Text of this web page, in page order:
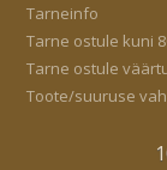
Tarneinfo
Tarne ostule kuni
Tarne ostule
Toote/suuruse